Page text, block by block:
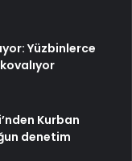
Yüzbinlerce
Kurban
denetim